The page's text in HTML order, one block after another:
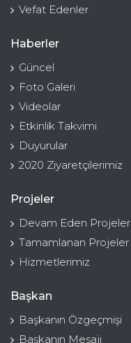
Vefat Edenler
Haberler
Güncel
Foto Galeri
Videolar
Etkinlik Takvimi
Duyurular
2020 Ziyaretçilerimiz
Projeler
Devam Eden Projeler
Tamamlanan Projeler
Hizmetlerimiz
Başkan
Başkanın Özgeçmişi
Başkanın Mesajı